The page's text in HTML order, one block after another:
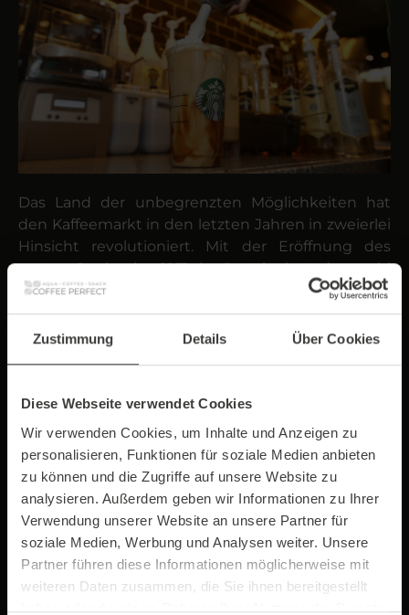
Zustimmung Details Über Cookies
Diese Webseite verwendet Cookies
Wir verwenden Cookies, um Inhalte und Anzeigen zu
personalisieren, Funktionen für soziale Medien anbieten
zu können und die Zugriffe auf unsere Website zu
analysieren. Außerdem geben wir Informationen zu Ihrer
Verwendung unserer Website an unsere Partner für
soziale Medien, Werbung und Analysen weiter. Unsere
Partner führen diese Informationen möglicherweise mit
weiteren Daten zusammen, die Sie ihnen bereitgestellt
haben oder die sie im Rahmen Ihrer Nutzung der Dienste
Das Land der unbegrenzten Möglich­keiten hat
den Kaffee­markt in den letzten Jahren in zweierlei
Hinsicht revolutioniert. Mit der Eröffnung des
ersten Starbucks 1971 in Seattle hat der wohl
wichtigste Vertreter des amerikanischen Kaffee­
trinkens, der Coffee­shop eine neue Bedeutung
bekommen. Es lebe der American Dream!
amerikanische Kaffee­kultur ins Leben gerufen. Die
denen Kunden überall dasselbe Produkt
vorfinden, sollte dazu führen, dass man sich gleich
zu Hause fühlt.